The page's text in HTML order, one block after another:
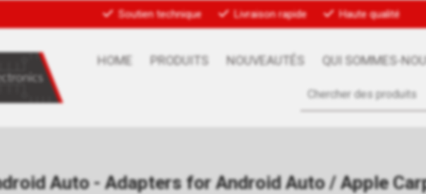
Soutien technique Livraison rapide Haute qualité
HOME PRODUITS NOUVEAUTÉS QUI SOMMES-
Auto - Adapters for Android Auto / Apple